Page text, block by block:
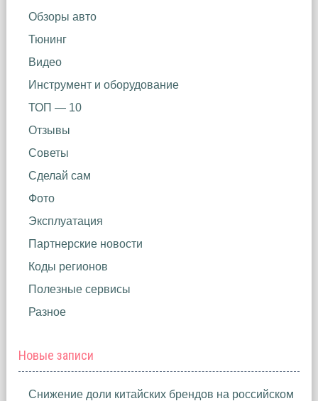
Обзоры авто
Тюнинг
Видео
Инструмент и оборудование
ТОП — 10
Отзывы
Советы
Сделай сам
Фото
Эксплуатация
Партнерские новости
Коды регионов
Полезные сервисы
Разное
Новые записи
Снижение доли китайских брендов на российском